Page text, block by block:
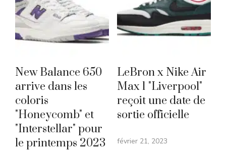
New Balance 650
arrive dans les
coloris
"Honeycomb" et
"Interstellar" pour
le printemps 2023
LeBron x Nike Air
Max 1 "Liverpool"
reçoit une date de
sortie officielle
février 21, 2023